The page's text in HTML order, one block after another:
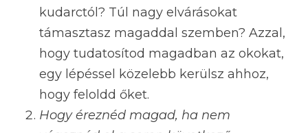
kudarctól? Túl nagy elvárásokat
támasztasz magaddal szemben? Azzal,
hogy tudatosítod magadban az okokat,
egy lépéssel közelebb kerülsz ahhoz,
hogy feloldd őket.
Hogy éreznéd magad, ha nem